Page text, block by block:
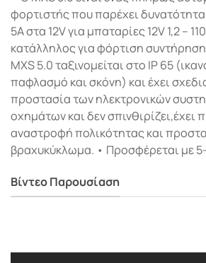
φορτιστής που παρέχει
5A στα 12V για μπαταρίες 12V 1,2 –
κατάλληλος για φόρτιση
MXS 5.0 ταξινομείται στο IP 65
παφλασμό και σκόνη) και έχει
προστασία των ηλεκτρονικών
οχημάτων και δεν σπινθιρίζει,έχει
αναστροφή πολικότητας και
βραχυκύκλωμα. • Προσφέρεται με
Βίντεο Παρουσίαση